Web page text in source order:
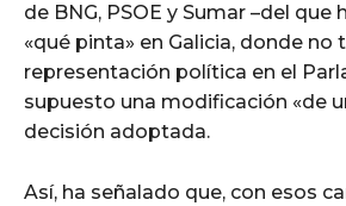
de BNG, PSOE y Sumar –del que
«qué pinta» en Galicia, donde no
representación política en el
supuesto una modificación «de
decisión adoptada.
Así, ha señalado que, con esos